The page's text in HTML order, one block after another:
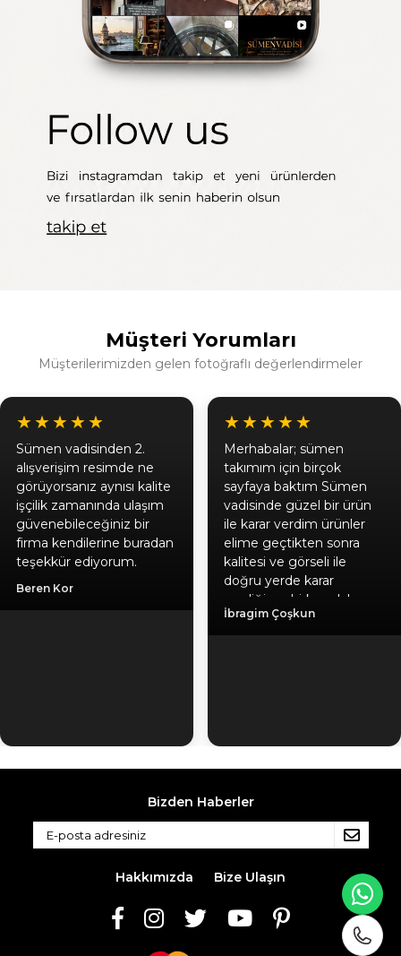
Müşteri Yorumları
Müşterilerimizden gelen fotoğraflı değerlendirmeler
★★★★★
Sümen vadisinden 2.
alışverişim resimde ne
görüyorsanız aynısı kalite
işçilik zamanında ulaşım
güvenebileceğiniz bir
firma kendilerine buradan
teşekkür ediyorum.
Beren Kor
★★★★★
Merhabalar; sümen
takımım için birçok
sayfaya baktım Sümen
vadisinde güzel bir ürün
ile karar verdim ürünler
elime geçtikten sonra
kalitesi ve görseli ile
doğru yerde karar
verdiğime birkez daha
emin oldum, hediyeniz
için ayrıca teşekkür
İbragim Çoşkun
Bizden Haberler
Hakkımızda Bize Ulaşın